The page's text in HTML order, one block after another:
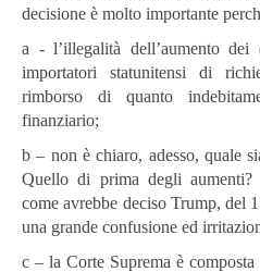
decisione è molto importante
a - l’illegalità dell’aumento dei
importatori statunitensi di
rimborso di quanto
finanziario;
b – non è chiaro, adesso, quale
Quello di prima degli aumenti?
come avrebbe deciso Trump, del
una grande confusione ed
c – la Corte Suprema è